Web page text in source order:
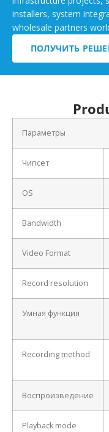
installers, system
wholesale partners
ПОЛУЧИТЬ
Параметры
Чипсет
OS
Bandwidth
Video Format
Record resolution
Умная функция
Recording method
Воспроизведение
Playback mode